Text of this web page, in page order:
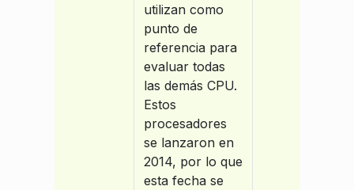
utilizan como
punto de
referencia para
evaluar todas
las demás CPU.
Estos
procesadores
se lanzaron en
2014, por lo que
esta fecha se